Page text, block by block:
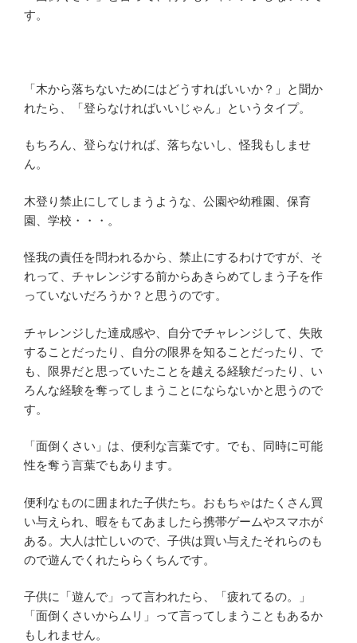
す。
「木から落ちないためにはどうすればいいか？」と聞か
れたら、「登らなければいいじゃん」というタイプ。
もちろん、登らなければ、落ちないし、怪我もしませ
ん。
木登り禁止にしてしまうような、公園や幼稚園、保育
園、学校・・・。
怪我の責任を問われるから、禁止にするわけですが、そ
れって、チャレンジする前からあきらめてしまう子を作
っていないだろうか？と思うのです。
チャレンジした達成感や、自分でチャレンジして、失敗
することだったり、自分の限界を知ることだったり、で
も、限界だと思っていたことを越える経験だったり、い
ろんな経験を奪ってしまうことにならないかと思うので
す。
「面倒くさい」は、便利な言葉です。でも、同時に可能
性を奪う言葉でもあります。
便利なものに囲まれた子供たち。おもちゃはたくさん買
い与えられ、暇をもてあましたら携帯ゲームやスマホが
ある。大人は忙しいので、子供は買い与えたそれらのも
ので遊んでくれたららくちんです。
子供に「遊んで」って言われたら、「疲れてるの。」
「面倒くさいからムリ」って言ってしまうこともあるか
もしれません。